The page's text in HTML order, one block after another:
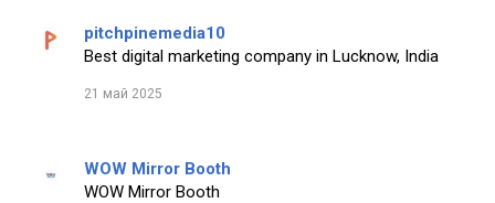
pitchpinemedia10
Best digital marketing company in Lucknow, India
21 май 2025
WOW Mirror Booth
WOW Mirror Booth